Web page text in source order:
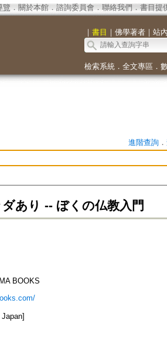
覽 ． 關於本館． 諮詢委員會． 聯絡我們 ． 書目提
｜ 書目 ｜ 佛學著者｜ 站內
檢索系統． 全文專區 ．
進階查詢．
あり -- ぼくの仏教入門
BOOKS